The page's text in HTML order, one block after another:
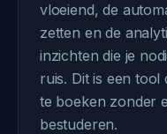
vloeiend, de
zetten en de
inzichten die je
ruis. Dit is een tool
te boeken zonder
bestuderen.